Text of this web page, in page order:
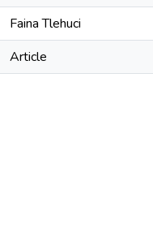
Faina Tlehuci
Article